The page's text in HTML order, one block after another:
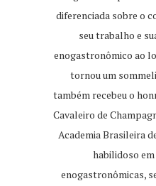
diferenciada sobre o
seu trabalho e
enogastronômico ao
tornou um
também recebeu o
Cavaleiro de
Academia Brasileira
habilidoso
enogastronômicas,